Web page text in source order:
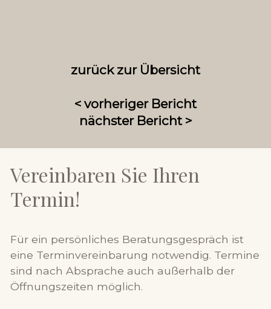
zurück zur Übersicht
< vorheriger Bericht
nächster Bericht >
Vereinbaren Sie Ihren
Termin!
Für ein persönliches Beratungsgespräch ist
eine Terminvereinbarung notwendig. Termine
sind nach Absprache auch außerhalb der
Öffnungszeiten möglich.